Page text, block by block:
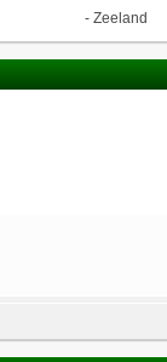
- Zeeland